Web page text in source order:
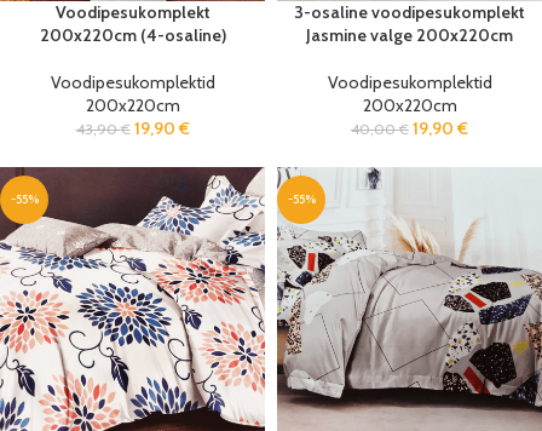
Voodipesukomplekt
200x220cm (4-osaline)
Voodipesukomplektid
200x220cm
43,90€ 19,90 €
3-osaline voodipesukomplekt
Jasmine valge 200x220cm
Voodipesukomplektid
200x220cm
40,00€ 19,90 €
-55% -55%